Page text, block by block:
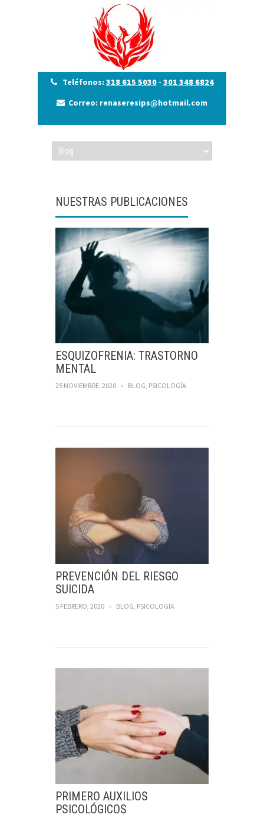
Teléfonos: 318 615 5030- 301 348 6824
Correo: renaseresips@hotmail.com
NUESTRAS PUBLICACIONES
ESQUIZOFRENIA: TRASTORNO
MENTAL
25 NOVIEMBRE, 2020 BLOG, PSICOLOGÍA
PREVENCIÓN DEL RIESGO
SUICIDA
5 FEBRERO, 2020 BLOG PSICOLOGÍA
PRIMERO AUXILIOS
PSICOLÓGICOS